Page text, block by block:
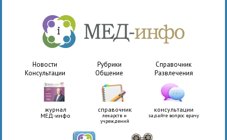
Новости Рубрики
Справочник
Консультации
Общение Развлечения
журнал
МЕД-инфо
справочник
лекарств и
учреждений
консультации
задайте вопрос врачу